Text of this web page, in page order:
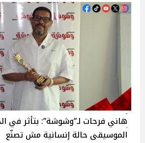
هاني فرحات لـ”وشوشة”: بتأثر في
الموسيقى حالة إنسانية مش تصنّع